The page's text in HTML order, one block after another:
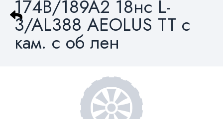
174B/189A2 18нс L-
3/AL388 AEOLUS TT с
кам. с об лен